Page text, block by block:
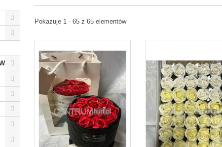
Pokazuje 1 - 65 z 65 elementów